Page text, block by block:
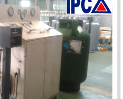
CHỐNG NƯỚC UV/IR- UX300
HÀN QUỐC
LIÊN HỆ
UX300